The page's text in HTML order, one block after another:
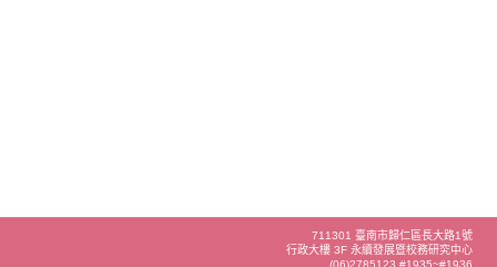
711301 臺南市歸仁區長大路1號
行政大樓 3F 永續發展暨校務研究中心